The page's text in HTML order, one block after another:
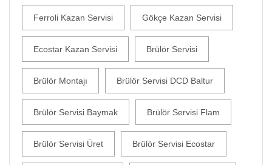
Ferroli Kazan Servisi Gökçe Kazan Servisi
Ecostar Kazan Servisi Brülör Servisi
Brülör Montajı Brülör Servisi DCD Baltur
Brülör Servisi Baymak Brülör Servisi Flam
Brülör Servisi Üret Brülör Servisi Ecostar